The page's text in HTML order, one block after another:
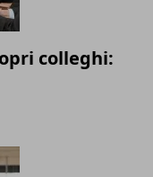
colleghi: